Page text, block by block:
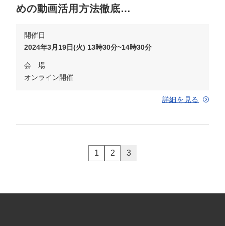
めの動画活用方法徹底…
開催日
2024年3月19日(火) 13時30分~14時30分
会 場
オンライン開催
詳細を見る
1 2 3